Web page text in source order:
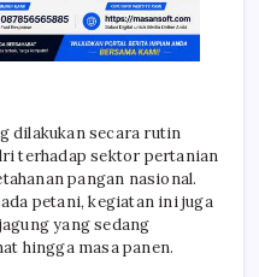
dilakukan secara rutin
terhadap sektor pertanian
pangan nasional.
petani, kegiatan ini juga
yang sedang
hingga masa panen.